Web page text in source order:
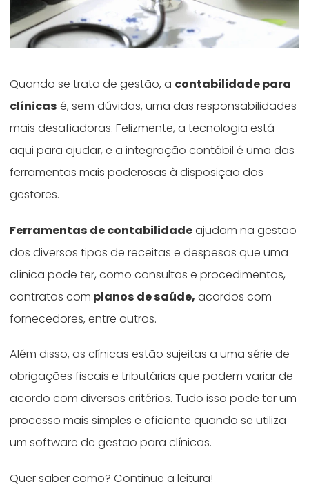
Quando se trata de gestão, a contabilidade para
clínicas é, sem dúvidas, uma das responsabilidades
mais desafiadoras. Felizmente, a tecnologia está
aqui para ajudar, e a integração contábil é uma das
ferramentas mais poderosas à disposição dos
gestores.
Ferramentas de contabilidadeajudam na gestão
dos diversos tipos de receitas e despesas que uma
clínica pode ter, como consultas e procedimentos,
contratos com planos de saúde, acordos com
fornecedores, entre outros.
Além disso, as clínicas estão sujeitas a uma série de
obrigações fiscais e tributárias que podem variar de
acordo com diversos critérios. Tudo isso pode ter um
processo mais simples e eficiente quando se utiliza
um software de gestão para clínicas.
Quer saber como? Continue a leitura!